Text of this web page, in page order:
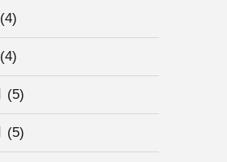
(4)
(4)
(5)
(5)